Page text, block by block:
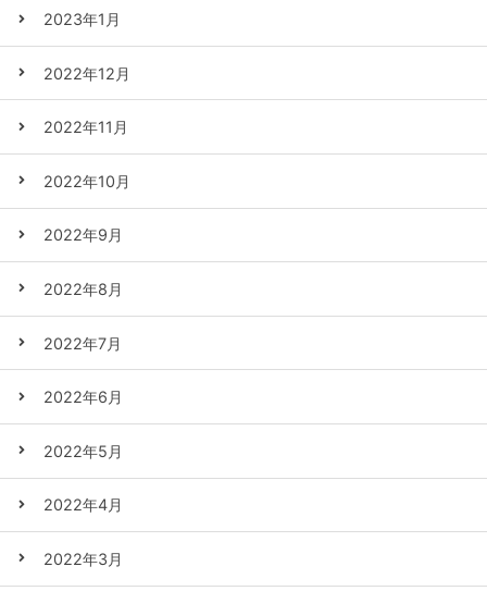
2023年1月
2022年12月
2022年11月
2022年10月
2022年9月
2022年8月
2022年7月
2022年6月
2022年5月
2022年4月
2022年3月